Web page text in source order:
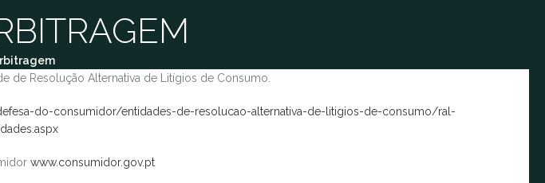
de Resolução Alternativa de Litígios de Consumo.
do-consumidor/entidades-de-resolucao-alternativa-de-litigios-de-consumo/ral-
www.consumidor.gov.pt